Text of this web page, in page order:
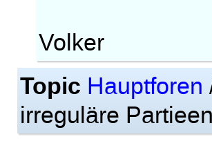
Volker
Topic Hauptforen
irreguläre